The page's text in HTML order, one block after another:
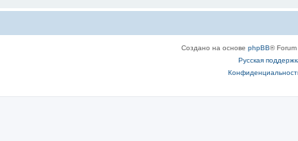
Создано на основе phpBB®
Русская